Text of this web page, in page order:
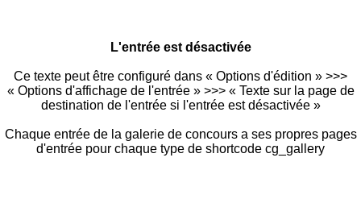
L'entrée est désactivée
Ce texte peut être configuré dans « Options d'édition » >>>
« Options d'affichage de l'entrée » >>> « Texte sur la page de
destination de l'entrée si l'entrée est désactivée »
Chaque entrée de la galerie de concours a ses propres pages
d'entrée pour chaque type de shortcode cg_gallery